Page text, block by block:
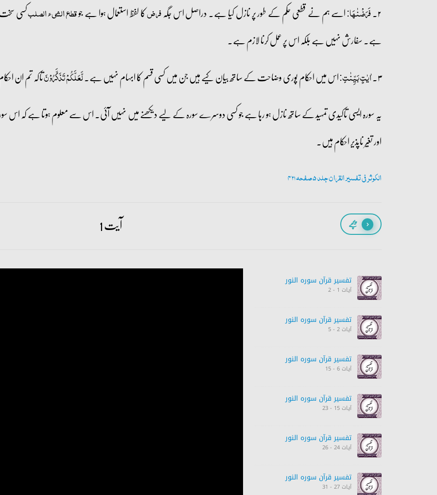
۲۔ فَرَضۡنٰہَا:اسے ہم نے قطعی حکم کے طور پر نازل کیا ہے۔ دراصل اس جگہفرضکا لفظ استعمال ہوا ہے جوقطع الشیء الصلبکسی
ہے۔ سفارش نہیں ہے بلکہ اس پر عمل کرنا لازم ہے۔
۳۔ اٰیٰتٍۭ بَیِّنٰتٍ:اس میں احکام پوری وضاحت کے ساتھ بیان کیے ہیں جن میں کسی قسم کا ابہام نہیں ہے۔لَّعَلَّکُمۡ تَذَکَّرُوۡنَتاکہ تم ان
یہ سورہ ایسی تاکیدی تمہید کے ساتھ نازل ہو رہا ہے جو کسی دوسرے سورہ کے لیے دیکھنے میں نہیں آئی۔ اس سے معلوم ہوتا ہے کہ
اور تغیر ناپذیر احکام ہیں۔
الکوثر فی تفسیر القران جلد 5 صفحہ 421
پیچھے آیت 1
تفسیر قرآن سورہ ‎النور
آیات 1 - 2
تفسیر قرآن سورہ ‎النور
آیات 2 - 5
تفسیر قرآن سورہ ‎النور
آیات 6 - 15
تفسیر قرآن سورہ ‎النور
آیات 15 - 23
تفسیر قرآن سورہ ‎النور
آیات 24 - 26
تفسیر قرآن سورہ ‎النور
آیات 27 - 31